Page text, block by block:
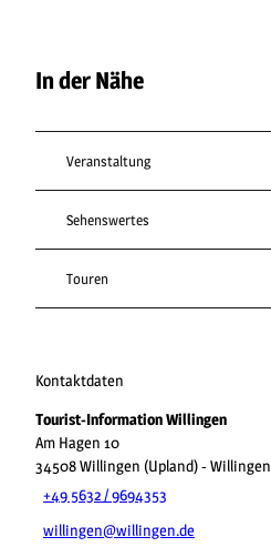
In der Nähe
Veranstaltung
Sehenswertes
Touren
Kontaktdaten
Tourist-Information Willingen
Am Hagen 10
34508Willingen (Upland)- Willingen
+49 5632 / 9694353
willingen@willingen.de